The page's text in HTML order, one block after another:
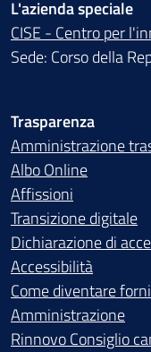
L'azienda speciale
CISE - Centro per
Sede: Corso della
Trasparenza
Amministrazione
Albo Online
Affissioni
Transizione digitale
Dichiarazione di
Accessibilità
Come diventare
Amministrazione
Rinnovo Consiglio